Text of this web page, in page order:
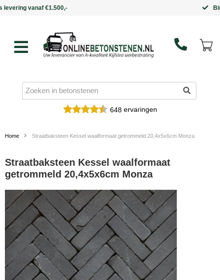
648ervaringen
Home Straatbaksteen Kessel waalformaat getrommeld 20,4x5x6cm Monza
Straatbaksteen Kessel waalformaat
getrommeld 20,4x5x6cm Monza